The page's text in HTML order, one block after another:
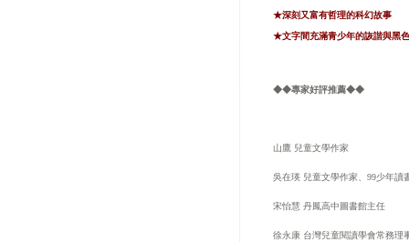
★深刻又富有哲理的科幻故事
★文字間充滿青少年的詼諧與黑
◆◆專家好評推薦◆◆
山鷹 兒童文學作家
吳在瑛 兒童文學作家、 99少年讀
宋怡慧 丹鳳高中圖書館主任
徐永康 台灣兒童閱讀學會常務理